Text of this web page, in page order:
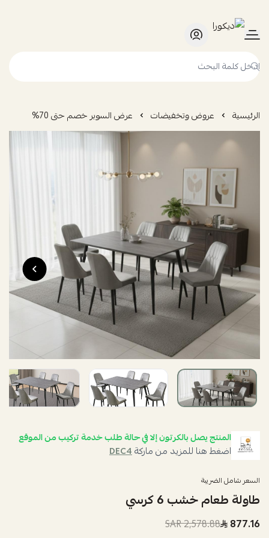
ديكورا
الرئيسية عروض وتخفيضات عرض السوبر خصم حتى 70%
المنتج يصل بالكرتون إلا في حالة طلب خدمة تركيب من الموقع
اضغط هنا للمزيد من ماركةDEC4
السعر شامل الضريبة
طاولة طعام خشب 6 كرسي
877.16
2,578.88 SAR